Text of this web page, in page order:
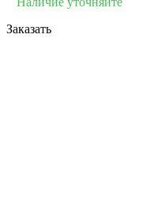
Заказать